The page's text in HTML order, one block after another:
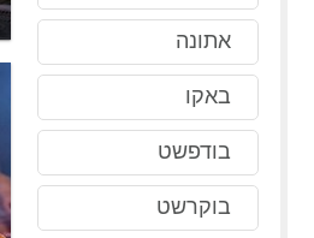
אתונה
באקו
בודפשט
בוקרשט